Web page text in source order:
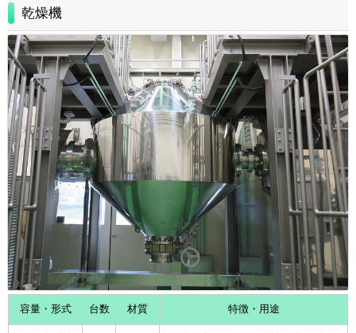
乾燥機
容量・形式 台数 材質 特徴・用途